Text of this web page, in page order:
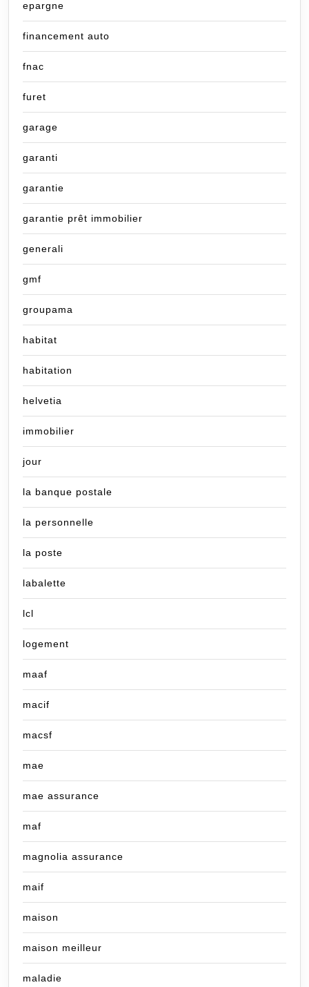
epargne
financement auto
fnac
furet
garage
garanti
garantie
garantie prêt immobilier
generali
gmf
groupama
habitat
habitation
helvetia
immobilier
jour
la banque postale
la personnelle
la poste
labalette
lcl
logement
maaf
macif
macsf
mae
mae assurance
maf
magnolia assurance
maif
maison
maison meilleur
maladie